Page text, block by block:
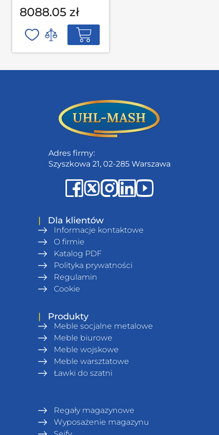
L-03-002 S op
8088.05 zł
Adres firmy:
Szyszkowa 21, 02-285 Warszawa
| Dla klientów
Informacje kontaktowe
O firmie
Katalog PDF
Polityka prywatności
Regulamin
Сookie
| Produkty
Meble socjalne metalowe
Meble biurowe
Meble wojskowe
Meble warsztatowe
Ławki do szatni
Regały magazynowe
Wyposażenie magazynu